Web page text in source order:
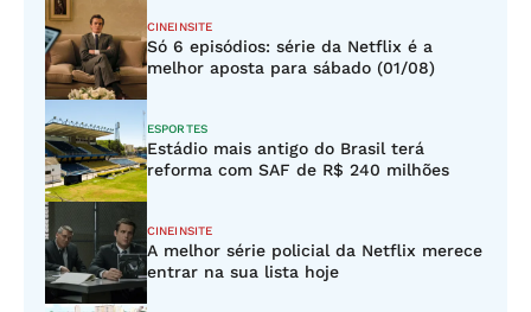
CINEINSITE
Só 6 episódios: série da Netflix é a
melhor aposta para sábado (01/08)
ESPORTES
Estádio mais antigo do Brasil terá
reforma com SAF de R$ 240 milhões
CINEINSITE
A melhor série policial da Netflix merece
entrar na sua lista hoje